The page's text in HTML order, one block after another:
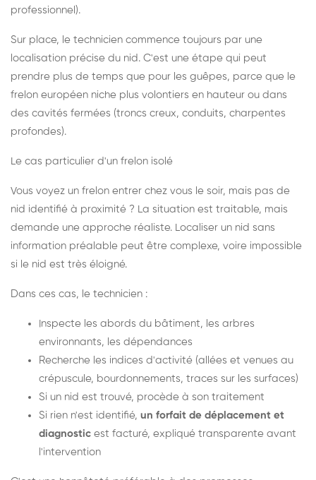
professionnel).
Sur place, le technicien commence toujours par une
localisation précise du nid. C'est une étape qui peut
prendre plus de temps que pour les guêpes, parce que le
frelon européen niche plus volontiers en hauteur ou dans
des cavités fermées (troncs creux, conduits, charpentes
profondes).
Le cas particulier d'un frelon isolé
Vous voyez un frelon entrer chez vous le soir, mais pas de
nid identifié à proximité ? La situation est traitable, mais
demande une approche réaliste. Localiser un nid sans
information préalable peut être complexe, voire impossible
si le nid est très éloigné.
Dans ces cas, le technicien :
Inspecte les abords du bâtiment, les arbres
environnants, les dépendances
Recherche les indices d'activité (allées et venues au
crépuscule, bourdonnements, traces sur les surfaces)
Si un nid est trouvé, procède à son traitement
Si rien n'est identifié, un forfait de déplacement et
diagnostic est facturé, expliqué transparente avant
l'intervention